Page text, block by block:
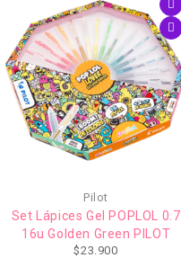
Pilot
Set Lápices Gel POPLOL 0.7
16u Golden Green PILOT
$23.900